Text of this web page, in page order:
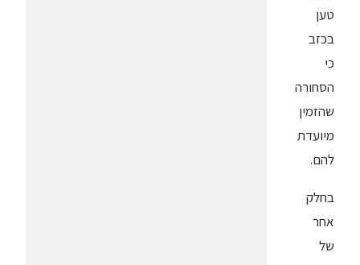
טען
בכזב
כי
הסחורה
שהזמין
מיועדת
להם.
בחלק
אחר
של